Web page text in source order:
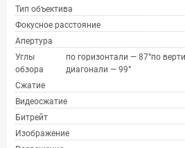
Тип объектива
Фокусное расстояние
Апертура
Углы
обзора
по горизонтали — 87°по
диагонали — 99°
Сжатие
Видеосжатие
Битрейт
Изображение